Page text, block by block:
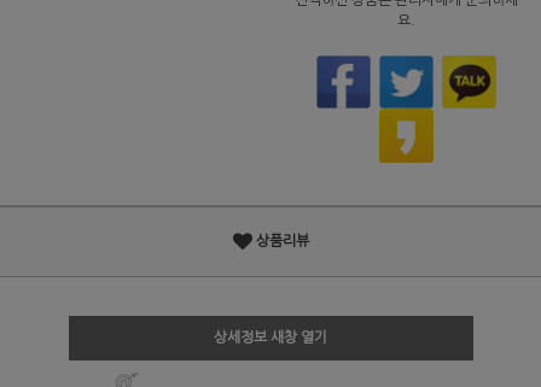
요.
상품리뷰
상세정보 새창 열기